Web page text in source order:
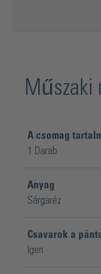
Műszaki
A csomag
1 Darab
Anyag
Sárgaréz
Csavarok a
Igen